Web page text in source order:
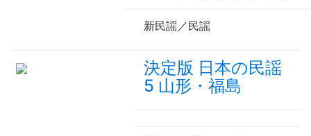
新民謡／民謡
決定版 日本の民謡
5 山形・福島